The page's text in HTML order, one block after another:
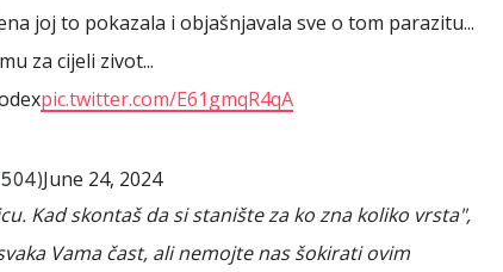
joj to pokazala i objašnjavala sve o tom parazitu...
za cijeli zivot...
pic.twitter.com/E61gmqR4qA
June 24, 2024
Kad skontaš da si stanište za ko zna koliko vrsta",
Vama čast, ali nemojte nas šokirati ovim